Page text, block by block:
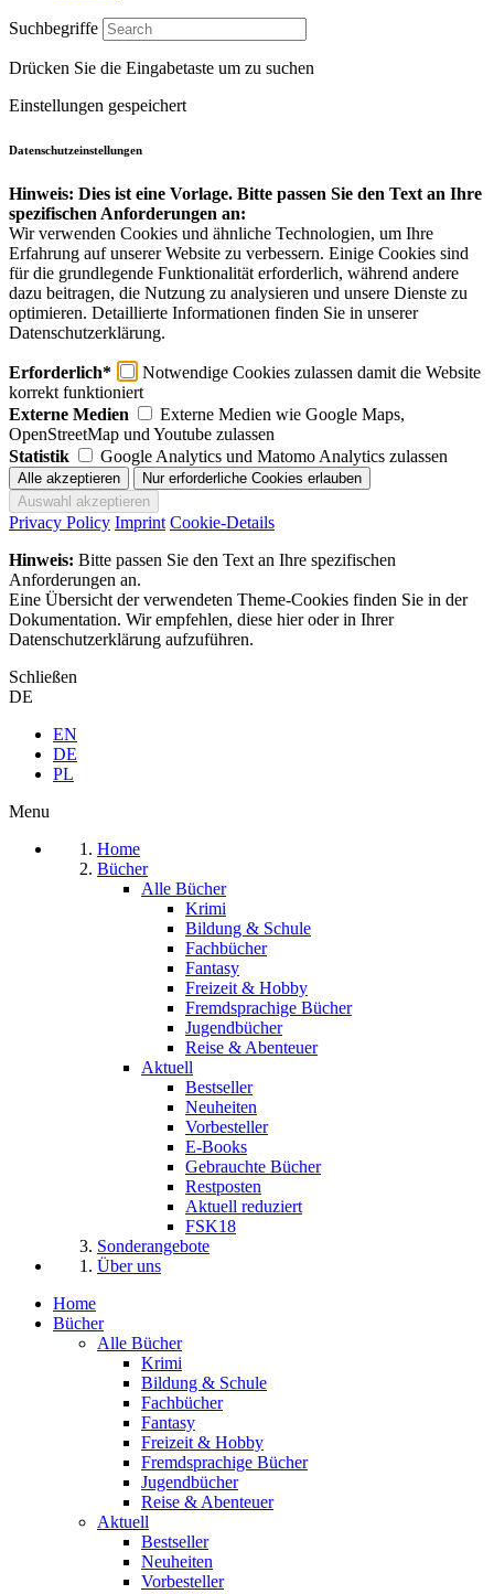
Suchbegriffe
Drücken Sie die Eingabetaste um zu suchen
Einstellungen gespeichert
Datenschutzeinstellungen
Hinweis: Dies ist eine Vorlage. Bitte passen Sie den Text an Ihre
spezifischen Anforderungen an:
Wir verwenden Cookies und ähnliche Technologien, um Ihre
Erfahrung auf unserer Website zu verbessern. Einige Cookies sind
für die grundlegende Funktionalität erforderlich, während andere
dazu beitragen, die Nutzung zu analysieren und unsere Dienste zu
optimieren. Detaillierte Informationen finden Sie in unserer
Datenschutzerklärung.
Erforderlich*
Notwendige Cookies zulassen damit die Website
korrekt funktioniert
Externe Medien
Externe Medien wie Google Maps,
OpenStreetMap und Youtube zulassen
Statistik
Google Analytics und Matomo Analytics zulassen
Privacy Policy Imprint Cookie-Details
Hinweis: Bitte passen Sie den Text an Ihre spezifischen
Anforderungen an.
Eine Übersicht der verwendeten Theme-Cookies finden Sie in der
Dokumentation. Wir empfehlen, diese hier oder in Ihrer
Datenschutzerklärung aufzuführen.
Schließen
DE
EN
DE
PL
Menu
Home
Bücher
Alle Bücher
Krimi
Bildung & Schule
Fachbücher
Fantasy
Freizeit & Hobby
Fremdsprachige Bücher
Jugendbücher
Reise & Abenteuer
Aktuell
Bestseller
Neuheiten
Vorbesteller
E-Books
Gebrauchte Bücher
Restposten
Aktuell reduziert
FSK18
Sonderangebote
Über uns
Home
Bücher
Alle Bücher
Krimi
Bildung & Schule
Fachbücher
Fantasy
Freizeit & Hobby
Fremdsprachige Bücher
Jugendbücher
Reise & Abenteuer
Aktuell
Bestseller
Neuheiten
Vorbesteller